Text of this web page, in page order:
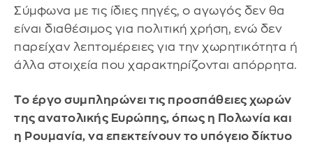
Σύμφωνα με τις ίδιες πηγές, ο αγωγός δεν θα
είναι διαθέσιμος για πολιτική χρήση, ενώ δεν
παρείχαν λεπτομέρειες για την χωρητικότητα ή
άλλα στοιχεία που χαρακτηρίζονται απόρρητα.
Το έργο συμπληρώνει τις προσπάθειες χωρών
της ανατολικής Ευρώπης, όπως η Πολωνία και
η Ρουμανία, να επεκτείνουν το υπόγειο δίκτυο